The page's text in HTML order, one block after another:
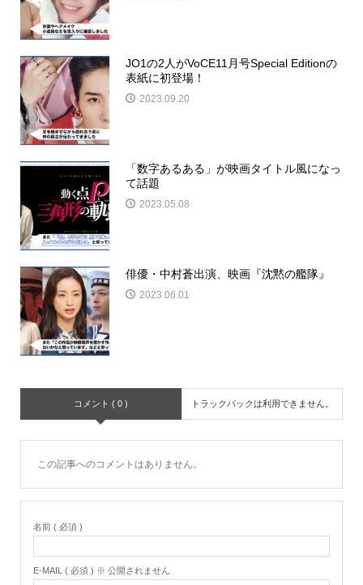
JO1の2人がVoCE11月号Special Editionの
表紙に初登場！
2023.09.20
「数字あるある」が映画タイトル風になっ
て話題
2023.05.08
俳優・中村蒼出演、映画『沈黙の艦隊』
2023.06.01
コメント ( 0 ) トラックバックは利用できません。
この記事へのコメントはありません。
名前 ( 必須 )
E-MAIL ( 必須 ) ※ 公開されません